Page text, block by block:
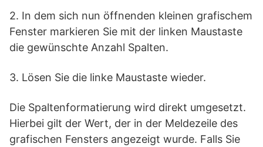
2. In dem sich nun öffnenden kleinen grafischem
Fenster markieren Sie mit der linken Maustaste
die gewünschte Anzahl Spalten.
3. Lösen Sie die linke Maustaste wieder.
Die Spaltenformatierung wird direkt umgesetzt.
Hierbei gilt der Wert, der in der Meldezeile des
grafischen Fensters angezeigt wurde. Falls Sie